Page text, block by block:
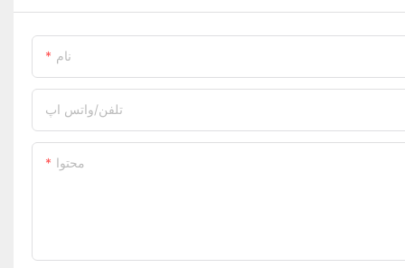
نام
تلفن/واتس اپ
محتوا